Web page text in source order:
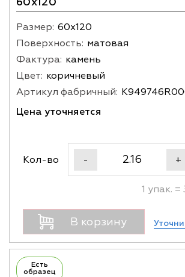
Размер: 60х120
Поверхность: матовая
Фактура: камень
Цвет: коричневый
Артикул фабричный:
Цена уточняется
Кол-во - +
1 упак. =
В корзину
Есть
образец